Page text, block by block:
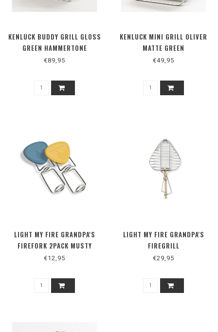
KENLUCK BUDDY GRILL GLOSS
GREEN HAMMERTONE
€89,95
KENLUCK MINI GRILL OLIVER
MATTE GREEN
€49,95
LIGHT MY FIRE GRANDPA'S
FIREFORK 2PACK MUSTY
€12,95
LIGHT MY FIRE GRANDPA'S
FIREGRILL
€29,95